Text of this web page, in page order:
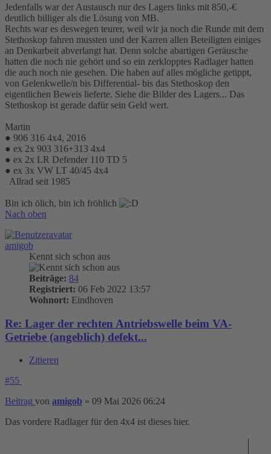
Jedenfalls war der Austausch nur des Lagers links mit 850,-€
deutlich billiger als die Lösung von MB.
Rechts war es deswegen teurer, weil wir ja noch die Runde mit dem
Stethoskop fahren mussten und der Karren allen Beteiligten einiges
an Denkarbeit abverlangt hat. Denn solche abartigen Geräusche
hatten die noch nie gehört und so ein zerklopptes Radlager hatten
die auch noch nie gesehen. Die haben auf alles mögliche getippt,
von Gelenkwelle/n bis Differential- bis das Stethoskop den
eigentlichen Beweis lieferte. Siehe die Bilder des Lagers... Das
Stethoskop ist gerade dafür sein Geld wert.
Martin
● 906 316 4x4, 2016
● ex 2x 903 316+313 4x4
● ex 2x LR Defender 110 TD 5
● ex 3x VW LT 40/45 4x4
. Allrad seit 1985
Bin ich ölich, bin ich fröhlich
Nach oben
amigob
Kennt sich schon aus
Beiträge: 84
Registriert: 06 Feb 2022 13:57
Wohnort: Eindhoven
Re: Lager der rechten Antriebswelle beim VA-
Getriebe (angeblich) defekt...
Zitieren
#55
Beitrag von amigob » 09 Mai 2026 06:24
Das vordere Radlager für den 4x4 ist dieses hier.